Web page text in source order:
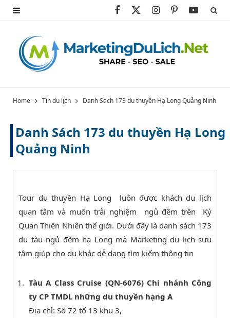
c
o
T
t
)
I
s
r
P
n
e
Y
u
e
Home Tin du lịch Danh Sách 173 du thuyền Hạ Long Quảng Ninh
Danh Sách 173 du thuyền Hạ Long
Quảng Ninh
Tour du thuyền Hạ Long luôn được khách du lịch
quan tâm và muốn trải nghiệm ngủ đêm trên Ký
Quan Thiên Nhiên thế giới. Dưới đây là danh sách 173
du tàu ngủ đêm hạ Long mà Marketing du lịch sưu
tậm giúp cho du khác dễ dang tìm kiếm thông tin
Tàu A Class Cruise (QN-6076) Chi nhánh Công
ty CP TMDL những du thuyền hạng A
Địa chỉ: Số 72 tổ 13 khu 3,